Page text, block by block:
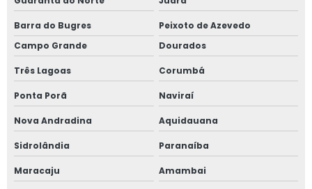
Barra do Bugres
Peixoto de Azevedo
Campo Grande
Dourados
Três Lagoas Corumbá
Ponta Porã Naviraí
Nova Andradina Aquidauana
Sidrolândia Paranaíba
Maracaju Amambai